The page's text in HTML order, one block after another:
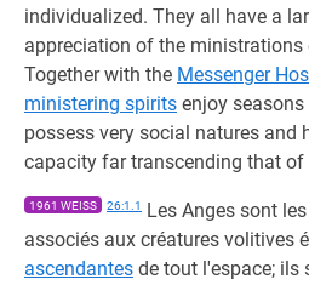
individualized. They all have a
appreciation of the ministrations
Together with the Messenger
ministering spirits enjoy
possess very social natures and
capacity far transcending that of
1961 WEISS 26:1.1 Les Anges sont les
associés aux créatures volitives
ascendantes de tout l'espace; ils